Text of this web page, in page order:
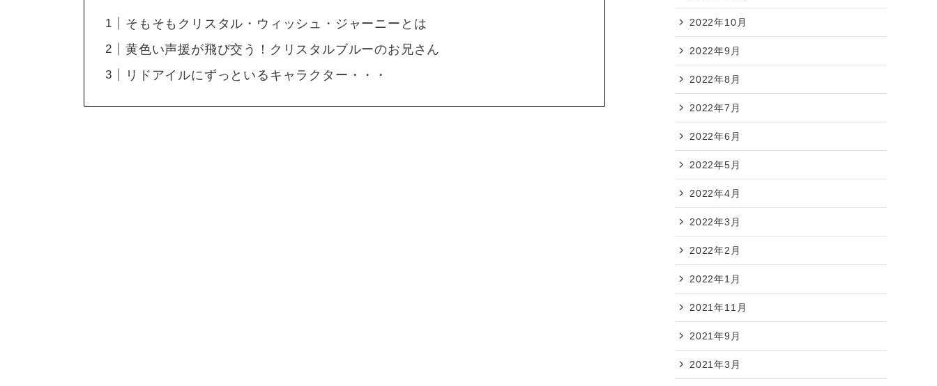
そもそもクリスタル・ウィッシュ・ジャーニーとは
黄色い声援が飛び交う！クリスタルブルーのお兄さん
リドアイルにずっといるキャラクター・・・
2022年10月
2022年9月
2022年8月
2022年7月
2022年6月
2022年5月
2022年4月
2022年3月
2022年2月
2022年1月
2021年11月
2021年9月
2021年3月